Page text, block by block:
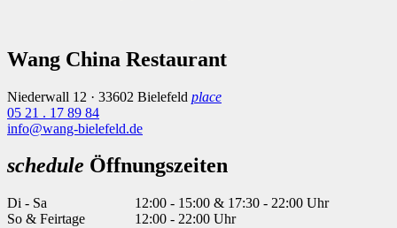
Wang China Restaurant
Niederwall 12 · 33602 Bielefeld place
05 21 . 17 89 84
info@wang-bielefeld.de
schedule Öffnungszeiten
Di - Sa
12:00 - 15:00 & 17:30 - 22:00 Uhr
So & Feirtage
12:00 - 22:00 Uhr